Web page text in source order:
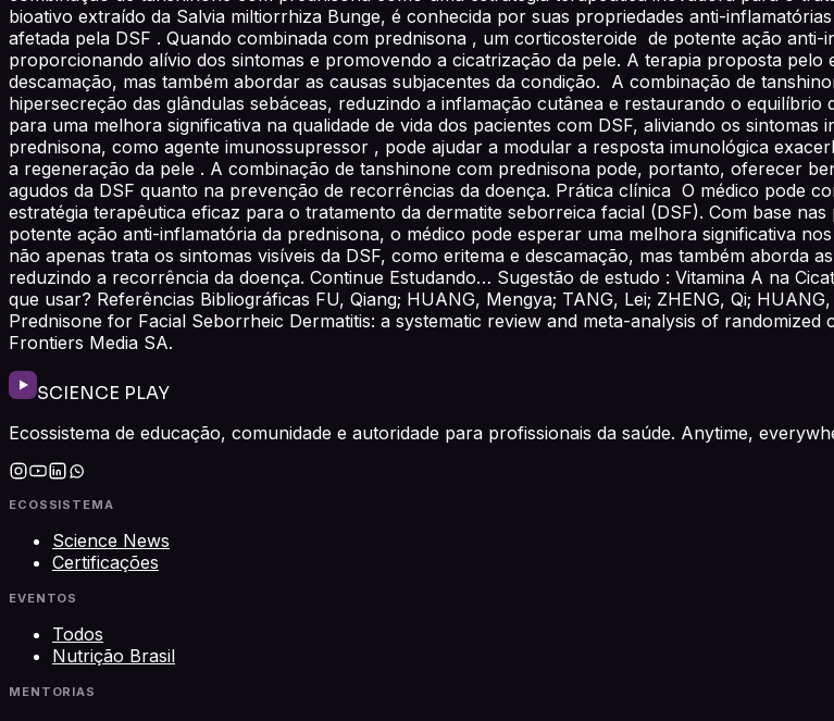
bioativo extraído da Salvia miltiorrhiza Bunge, é conhecida por suas propriedades anti-
afetada pela DSF . Quando combinada com prednisona , um corticosteroide de potente ação
proporcionando alívio dos sintomas e promovendo a cicatrização da pele. A terapia proposta
descamação, mas também abordar as causas subjacentes da condição. A combinação de
hipersecreção das glândulas sebáceas, reduzindo a inflamação cutânea e restaurando o
para uma melhora significativa na qualidade de vida dos pacientes com DSF, aliviando os
prednisona, como agente imunossupressor , pode ajudar a modular a resposta imunológica
a regeneração da pele . A combinação de tanshinone com prednisona pode, portanto, oferecer
agudos da DSF quanto na prevenção de recorrências da doença. Prática clínica O médico pode
estratégia terapêutica eficaz para o tratamento da dermatite seborreica facial (DSF). Com base
potente ação anti-inflamatória da prednisona, o médico pode esperar uma melhora significativa
não apenas trata os sintomas visíveis da DSF, como eritema e descamação, mas também aborda
reduzindo a recorrência da doença. Continue Estudando… Sugestão de estudo : Vitamina A na
que usar? Referências Bibliográficas FU, Qiang; HUANG, Mengya; TANG, Lei; ZHENG, Qi;
Prednisone for Facial Seborrheic Dermatitis: a systematic review and meta-analysis of
Frontiers Media SA.
SCIENCE PLAY
Ecossistema de educação, comunidade e autoridade para profissionais da saúde. Anytime,
ECOSSISTEMA
Science News
Certificações
EVENTOS
Todos
Nutrição Brasil
MENTORIAS